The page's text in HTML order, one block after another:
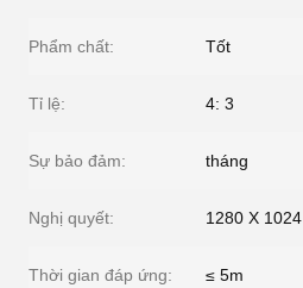
Phẩm chất: Tốt
Tỉ lệ: 4: 3
Sự bảo đảm: tháng
Nghị quyết: 1280 X 1024
Thời gian đáp ứng: ≤ 5m